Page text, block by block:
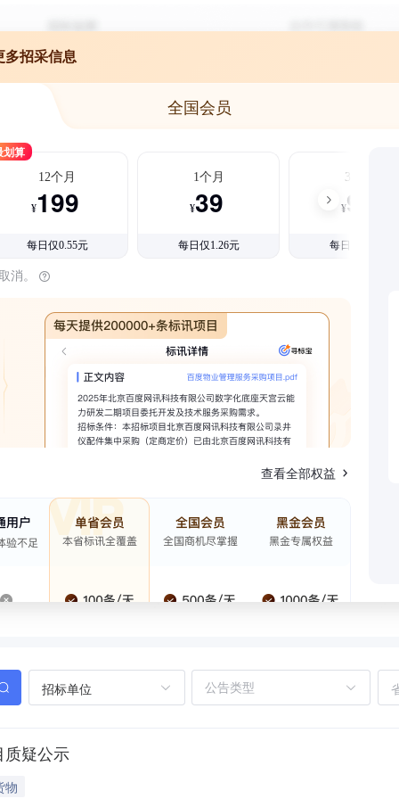
多招采信息
全国会员
划算
12个月
¥199
每日仅0.55元
1个月
¥39
每日仅1.26元
3个月
¥99
每日仅1.08元
消。
查看全部权益
招标单位
疑公示
物